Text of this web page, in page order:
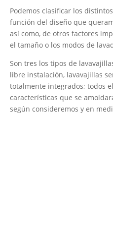
Podemos clasificar los
función del diseño que
así como, de otros factores
el tamaño o los modos de
Son tres los tipos de
libre instalación, lavavajillas
totalmente integrados; todos
características que se
según consideremos y en